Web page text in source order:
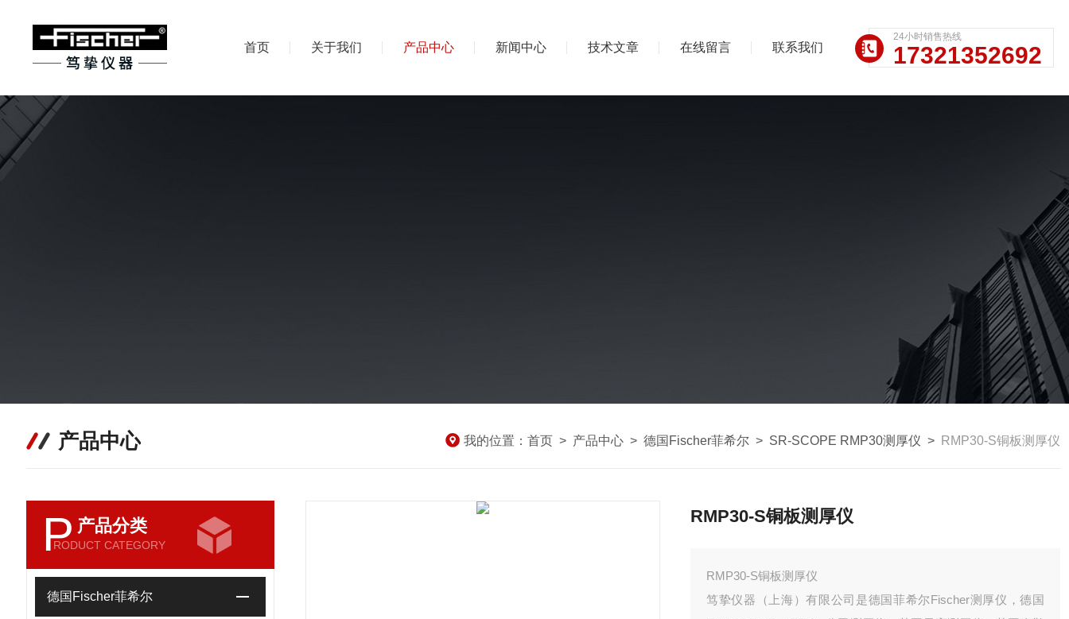
首页 关于我们 产品中心 新闻中心 技术文章 在线留言 联系我们
24小时销售热线
17321352692
产品中心 我的位置： 首页 > 产品中心 > 德国Fischer菲希尔 > SR-SCOPE RMP30测厚仪 > RMP30-S铜板测厚仪
P 产品分类
RODUCT CATEGORY
德国Fischer菲希尔
RMP30-S铜板测厚仪
RMP30-S铜板测厚仪
笃挚仪器（上海）有限公司是德国菲希尔Fischer测厚仪，德国